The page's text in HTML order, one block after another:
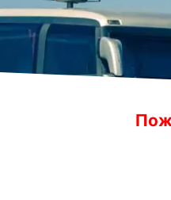
Пожалуйста,